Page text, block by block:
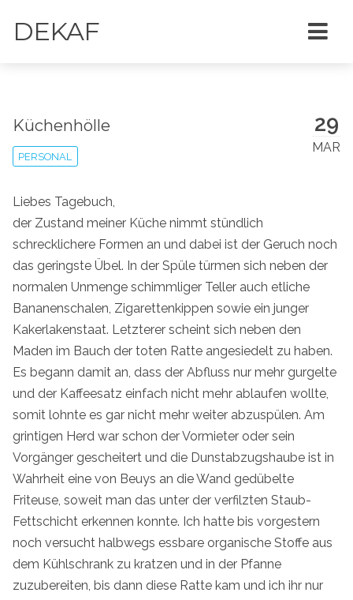
DEKAF
29
MAR
Küchenhölle
PERSONAL
Liebes Tagebuch,
der Zustand meiner Küche nimmt stündlich
schrecklichere Formen an und dabei ist der Geruch noch
das geringste Übel. In der Spüle türmen sich neben der
normalen Unmenge schimmliger Teller auch etliche
Bananenschalen, Zigarettenkippen sowie ein junger
Kakerlakenstaat. Letzterer scheint sich neben den
Maden im Bauch der toten Ratte angesiedelt zu haben.
Es begann damit an, dass der Abfluss nur mehr gurgelte
und der Kaffeesatz einfach nicht mehr ablaufen wollte,
somit lohnte es gar nicht mehr weiter abzuspülen. Am
grintigen Herd war schon der Vormieter oder sein
Vorgänger gescheitert und die Dunstabzugshaube ist in
Wahrheit eine von Beuys an die Wand gedübelte
Friteuse, soweit man das unter der verfilzten Staub-
Fettschicht erkennen konnte. Ich hatte bis vorgestern
noch versucht halbwegs essbare organische Stoffe aus
dem Kühlschrank zu kratzen und in der Pfanne
zuzubereiten, bis dann diese Ratte kam und ich ihr nur